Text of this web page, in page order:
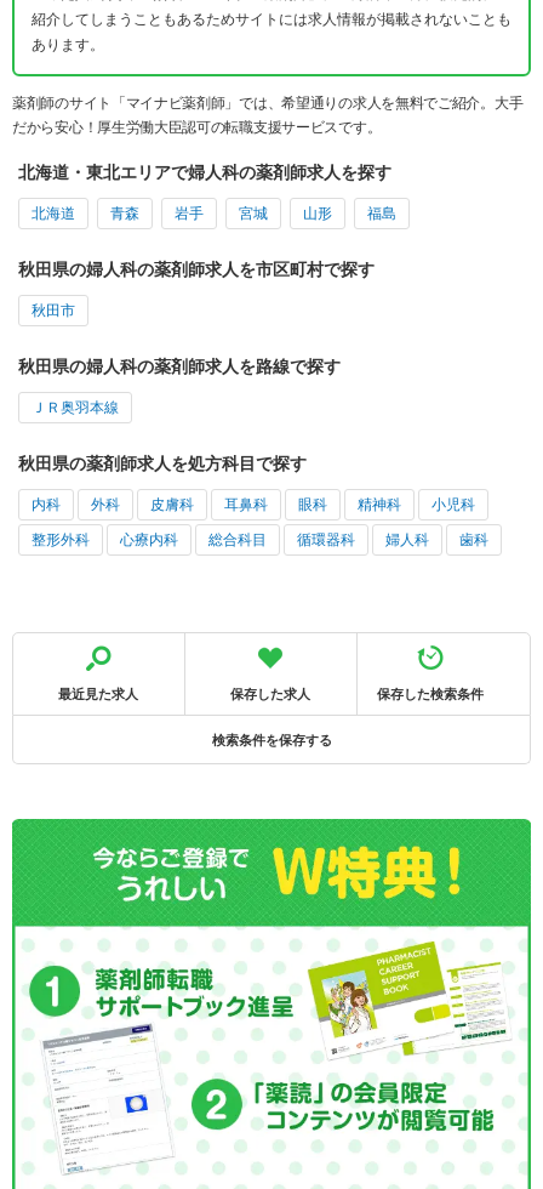
紹介してしまうこともあるためサイトには求人情報が掲載されないことも
あります。
薬剤師のサイト「マイナビ薬剤師」では、希望通りの求人を無料でご紹介。大手
だから安心！厚生労働大臣認可の転職支援サービスです。
北海道・東北エリアで婦人科の薬剤師求人を探す
北海道 青森 岩手 宮城 山形 福島
秋田県の婦人科の薬剤師求人を市区町村で探す
秋田市
秋田県の婦人科の薬剤師求人を路線で探す
ＪＲ奥羽本線
秋田県の薬剤師求人を処方科目で探す
内科 外科 皮膚科 耳鼻科 眼科 精神科 小児科
整形外科 心療内科 総合科目 循環器科 婦人科 歯科
最近見た求人 保存した求人 保存した検索条件
検索条件を保存する